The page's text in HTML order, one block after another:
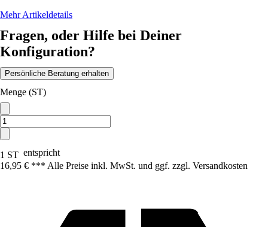
Mehr Artikeldetails
Fragen, oder Hilfe bei Deiner
Konfiguration?
Persönliche Beratung erhalten
Menge (ST)
1 ST entspricht
16,95 € *** Alle Preise inkl. MwSt. und ggf. zzgl. Versandkosten